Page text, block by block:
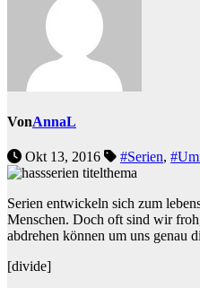
VonAnnaL
Okt 13, 2016 #Serien,
Serien entwickeln sich zum
Menschen. Doch oft sind wir
abdrehen können um uns genau
[divide]